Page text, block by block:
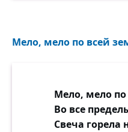
Мело, мело по всей
Мело, мело по
Во все
Свеча горела